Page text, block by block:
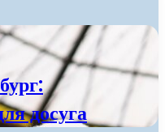
досуга